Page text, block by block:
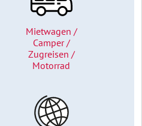
Mietwagen /
Camper /
Zugreisen /
Motorrad